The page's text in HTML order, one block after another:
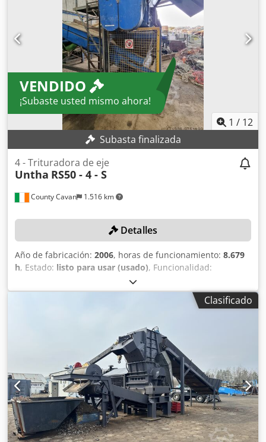
VENDIDO
¡Subaste usted mismo ahora!
1 / 12
Subasta finalizada
County Cavan 1.516 km
4 - Trituradora de eje
Untha RS50 - 4 - S
Detalles
Año de fabricación: 2006, horas de funcionamiento: 8.679
h, Estado: listo para usar (usado), Funcionalidad:
, número de máquina/vehículo:
RS502984, Para aplicaciones industriales de reciclaje
Dodpsllwy Uefx Akuekr - Diseñada para aplicaciones
- Alta disponibilidad y seguridad del proceso - Bajo nivel
de ruido y emisión de polvo DETALLES TÉCNICOS Apertura
de alimentación: 1.230 x 700 mm Tamaño de las fracciones
(según el tamiz): 15 - 40 mm DETALLES DE LA MÁQUINA
Potencia: 60 kW Tensión de conexión: 400 V / 50 Hz
EQUIPAMIENTO - Incluye cinta transportadora
Clasificado